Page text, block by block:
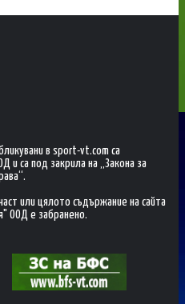
в sport-vt.com са
и са под закрила на „Закона за
или цялото съдържание на сайта
ООД е забранено.